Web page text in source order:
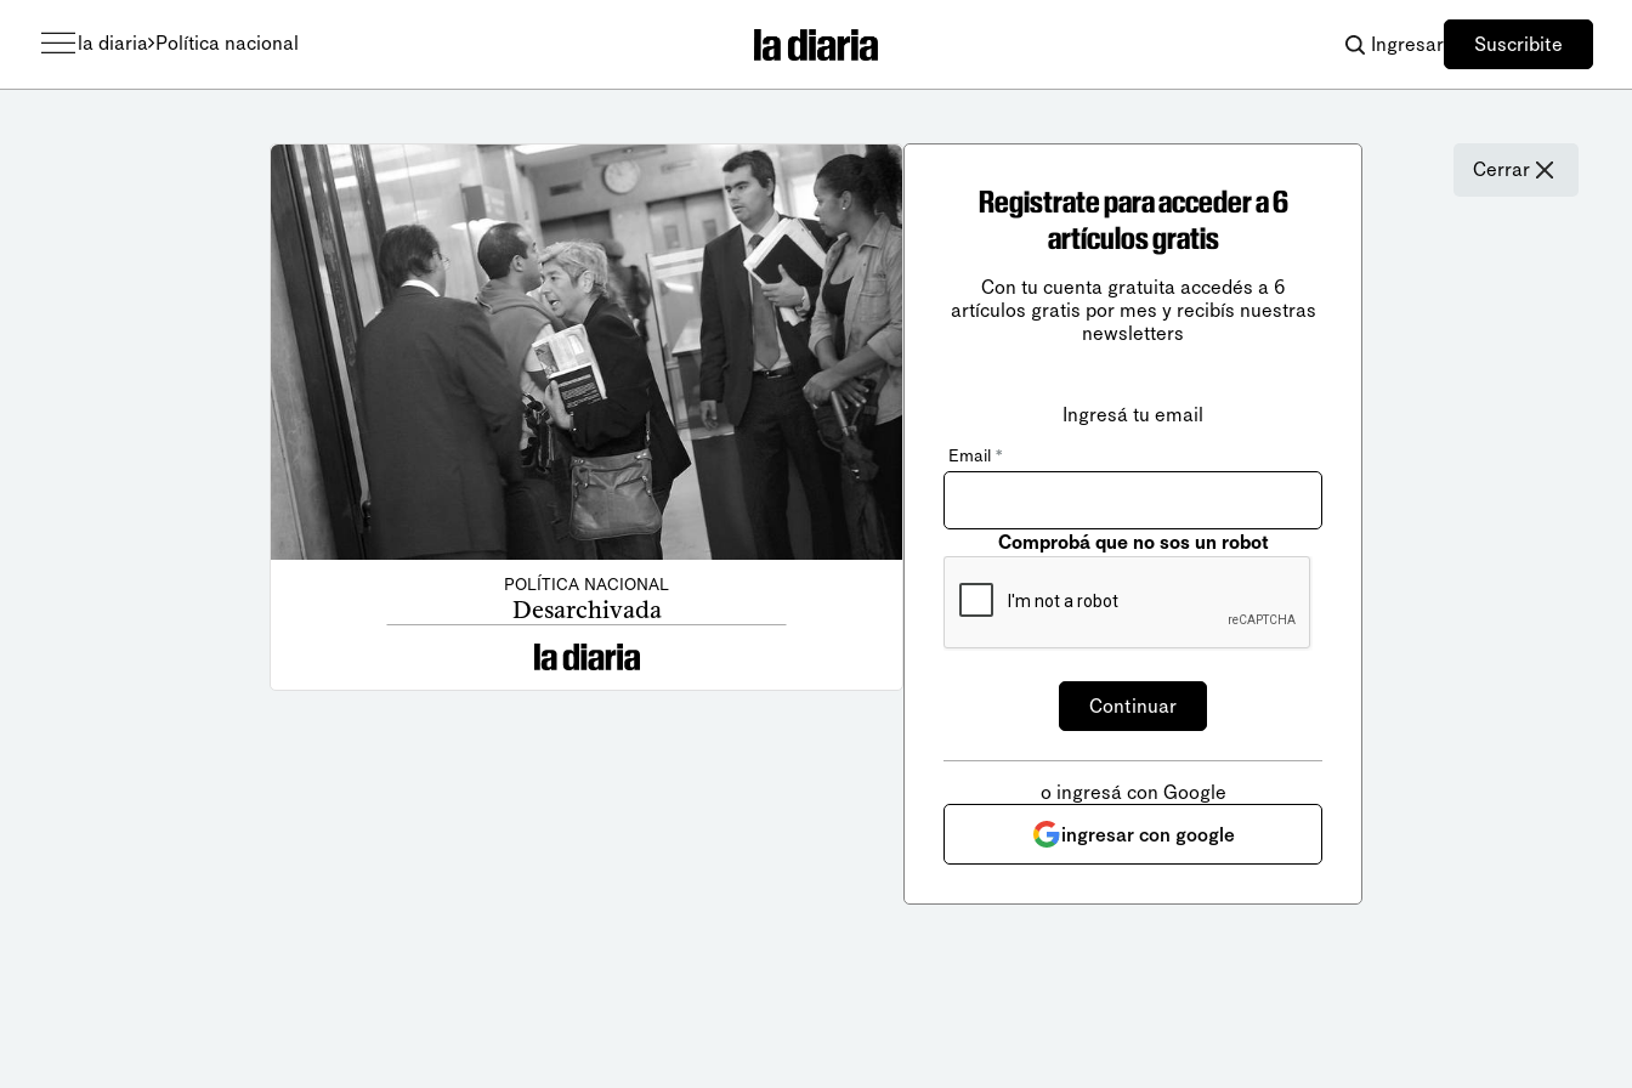
la diaria Política nacional Ingresar Suscribite
POLÍTICA NACIONAL
Desarchivada
Cerrar
Registrate para acceder a 6
artículos gratis
Con tu cuenta gratuita accedés a 6
artículos gratis por mes y recibís nuestras
newsletters
Ingresá tu email
Email *
Comprobá que no sos un robot
o ingresá con Google
ingresar con google